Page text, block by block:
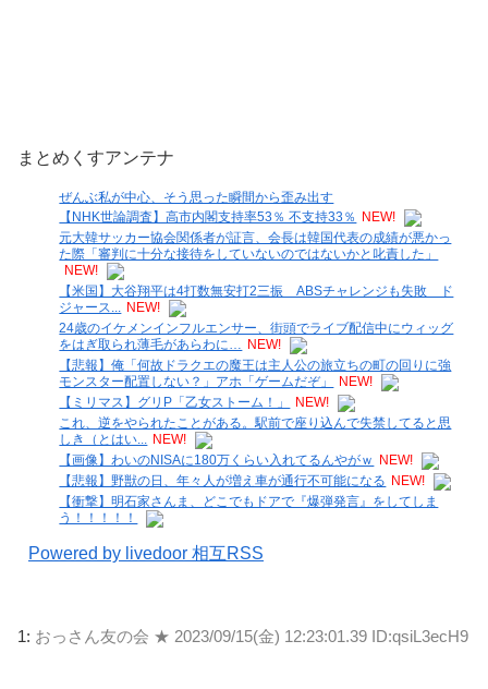
まとめくすアンテナ
ぜんぶ私が中心、そう思った瞬間から歪み出す
【NHK世論調査】高市内閣支持率53％ 不支持33％
NEW!
元大韓サッカー協会関係者が証言、会長は韓国代表の成績が悪かっ
た際「審判に十分な接待をしていないのではないかと叱責した」
NEW!
【米国】大谷翔平は4打数無安打2三振 ABSチャレンジも失敗 ド
ジャース... NEW!
24歳のイケメンインフルエンサー、街頭でライブ配信中にウィッグ
をはぎ取られ薄毛があらわに… NEW!
【悲報】俺「何故ドラクエの魔王は主人公の旅立ちの町の回りに強
モンスター配置しない？」アホ「ゲームだぞ」
NEW!
【ミリマス】グリP「乙女ストーム！」
NEW!
これ、逆をやられたことがある。駅前で座り込んで失禁してると思
しき（とはい... NEW!
【画像】わいのNISAに180万くらい入れてるんやがｗ
NEW!
【悲報】野獣の日、年々人が増え車が通行不可能になる NEW!
【衝撃】明石家さんま、どこでもドアで『爆弾発言』をしてしま
う！！！！！
Powered by livedoor 相互RSS
1: おっさん友の会 ★ 2023/09/15(金) 12:23:01.39 ID:qsiL3ecH9